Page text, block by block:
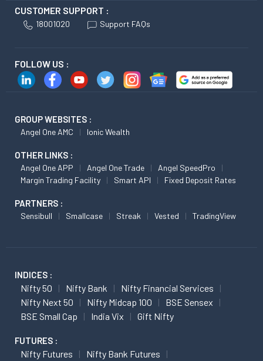
CUSTOMER SUPPORT :
18001020 Support FAQs
FOLLOW US :
GROUP WEBSITES :
Angel One AMC Ionic Wealth
OTHER LINKS :
Angel One APP Angel One Trade
Angel SpeedPro
Margin Trading Facility
Smart API Fixed Deposit Rates
PARTNERS :
Sensibull Smallcase Streak Vested TradingView
INDICES :
Nifty 50 Nifty Bank
Nifty Financial Services
Nifty Next 50
Nifty Midcap 100
BSE Sensex
BSE Small Cap
India Vix Gift Nifty
FUTURES :
Nifty Futures
Nifty Bank Futures